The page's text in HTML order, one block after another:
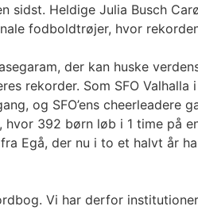
sidst. Heldige Julia Busch
fodboldtrøjer, hvor
der kan huske
rekorder. Som SFO
og SFO’ens
392 børn løb i 1 time på
Egå, der nu i to et halvt
Vi har derfor